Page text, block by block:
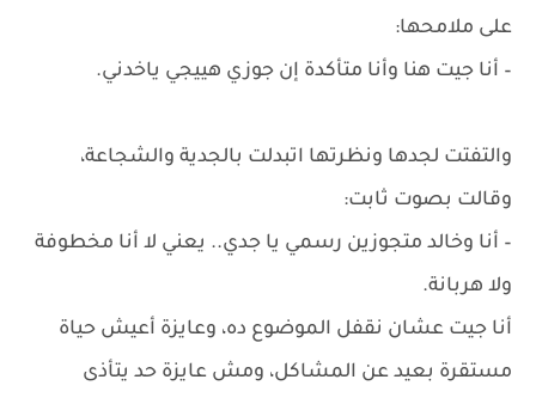
على ملامحها:
– أنا جيت هنا وأنا متأكدة إن جوزي هييجي ياخدني.
والتفتت لجدها ونظرتها اتبدلت بالجدية والشجاعة،
وقالت بصوت ثابت:
– أنا وخالد متجوزين رسمي يا جدي.. يعني لا أنا مخطوفة
ولا هربانة.
أنا جيت عشان نقفل الموضوع ده، وعايزة أعيش حياة
مستقرة بعيد عن المشاكل، ومش عايزة حد يتأذى